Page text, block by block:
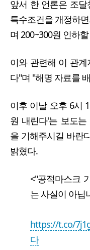
앞서 한 언론은 조
특수조건을 개정하
며 200~300원 인하
이와 관련해 이 관
다"며 "해명 자료를
이후 이날 오후 6시
원 내린다'는 보도
을 기해주시길 바란
밝혔다.
<"공적마스크
는 사실이 아닙
https://t.co/
다